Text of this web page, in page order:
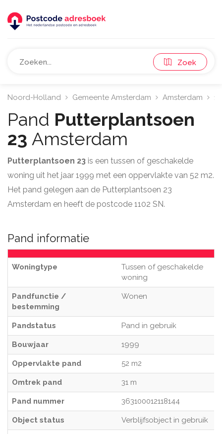
Zoek
Noord-Holland Gemeente Amsterdam Amsterdam
Pand Putterplantsoen
23 Amsterdam
Putterplantsoen 23 is een tussen of geschakelde
woning uit het jaar 1999 met een oppervlakte van 52 m2.
Het pand gelegen aan de Putterplantsoen 23
Amsterdam en heeft de postcode 1102 SN.
Pand informatie
Woningtype
Tussen of geschakelde
woning
Pandfunctie /
bestemming
Wonen
Pandstatus Pand in gebruik
Bouwjaar 1999
Oppervlakte pand 52 m2
Omtrek pand 31 m
Pand nummer 363100012118144
Object status Verblijfsobject in gebruik